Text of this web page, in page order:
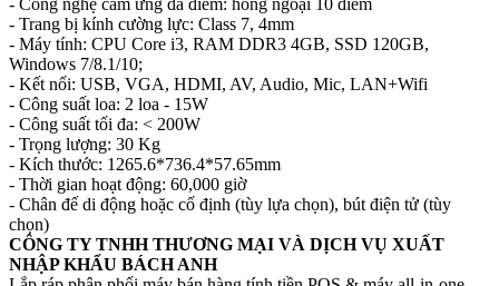
- Công nghệ cảm ứng đa điểm: hồng ngoại 10 điểm
- Trang bị kính cường lực: Class 7, 4mm
- Máy tính: CPU Core i3, RAM DDR3 4GB, SSD 120GB,
Windows 7/8.1/10;
- Kết nối: USB, VGA, HDMI, AV, Audio, Mic, LAN+Wifi
- Công suất loa: 2 loa - 15W
- Công suất tối đa: < 200W
- Trọng lượng: 30 Kg
- Kích thước: 1265.6*736.4*57.65mm
- Thời gian hoạt động: 60,000 giờ
- Chân đế di động hoặc cố định (tùy lựa chọn), bút điện tử (tùy
chọn)
CÔNG TY TNHH THƯƠNG MẠI VÀ DỊCH VỤ XUẤT
NHẬP KHẨU BÁCH ANH